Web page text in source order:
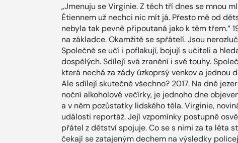
„Jmenuju se Virginie. Z těch tří dnes se mnou
Étiennem už nechci nic mít já. Přesto mě od
nebyla tak pevně připoutaná jako k těm třem.“
na základce. Okamžitě se spřátelí. Jsou
Společně se učí i poflakují, bojují s učiteli a
dospělých. Sdílejí svá zranění i své touhy.
která nechá za zády úzkoprsý venkov a jednou
Ale sdílejí skutečně všechno? 2017. Na dně
noční alkoholové večírky, je jednoho dne
a v něm pozůstatky lidského těla. Virginie,
události reportáž. Její vzpomínky postupně
přátel z dětství spojuje. Co se s nimi za ta léta
čekají se zatajeným dechem na výsledky